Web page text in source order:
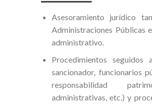
Asesoramiento jurídico
Administraciones Públicas
administrativo.
Procedimientos
sancionador, funcionarios
responsabilidad
administrativas, etc.) y